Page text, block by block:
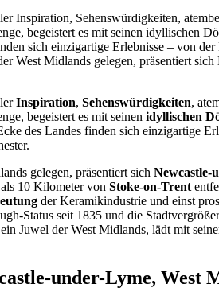
Inspiration, Sehenswürdigkeiten,
begeistert es mit seinen idyllischen
sich einzigartige Erlebnisse – von
West Midlands gelegen, präsentiert
Inspiration, Sehenswürdigkeiten,
begeistert es mit seinen idyllischen
des Landes finden sich einzigartige
gelegen, präsentiert sich Newcastle-
10 Kilometer von Stoke-on-Trent
der Keramikindustrie und einst
Status seit 1835 und die
Juwel der West Midlands, lädt mit
under-Lyme, West